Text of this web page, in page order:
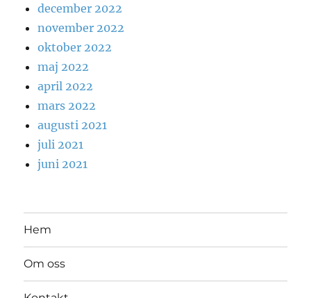
december 2022
november 2022
oktober 2022
maj 2022
april 2022
mars 2022
augusti 2021
juli 2021
juni 2021
Hem
Om oss